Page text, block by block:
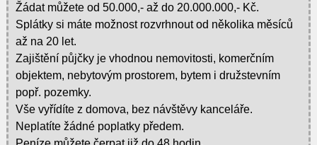
Žádat můžete od 50.000,- až do 20.000.000,- Kč.
Splátky si máte možnost rozvrhnout od několika měsíců
až na 20 let.
Zajištění půjčky je vhodnou nemovitosti, komerčním
objektem, nebytovým prostorem, bytem i družstevním
popř. pozemky.
Vše vyřídíte z domova, bez návštěvy kanceláře.
Neplatíte žádné poplatky předem.